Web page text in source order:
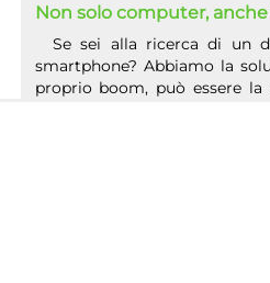
Non solo computer,
Se sei alla ricerca di un
smartphone? Abbiamo la
proprio boom, può essere